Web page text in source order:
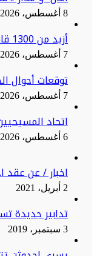
8 أغسطس، 2026
أزيد من 1300 قاصر في سبتة وإسبانيا تحدد موعد نقلهم
7 أغسطس، 2026
توقعات أحوال
7 أغسطس، 2026
اتحاد
6 أغسطس، 2026
اخبار / عن
2 أبريل، 2021
تدابير جديدة
3 سبتمبر، 2019